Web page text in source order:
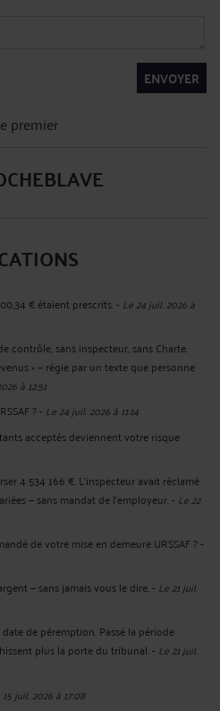
ENVOYER
premier
€ étaient prescrits.- Le 24 juil. 2026 à
contrôle, sans inspecteur, sans Charte.
» — régie par un texte que personne
à 12:51
?- Le 24 juil. 2026 à 11:14
acceptés deviennent votre risque
4 534 166 €. L'inspecteur avait réclamé
— sans mandat de l'employeur.- Le 22
de votre mise en demeure URSSAF ?-
— sans jamais vous le dire.- Le 21 juil.
de péremption. Passé la période
plus la porte du tribunal.- Le 21 juil.
juil. 2026 à 17:08